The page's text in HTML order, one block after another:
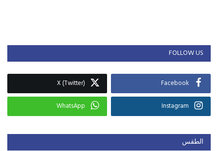
FOLLOW US
Facebook
X (Twitter)
Instagram
WhatsApp
الطقس